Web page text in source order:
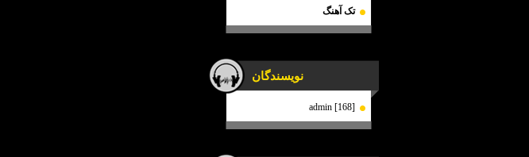
تک آهنگ
نویسندگان
admin [168]